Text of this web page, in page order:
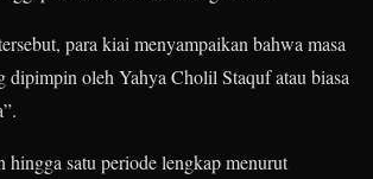
para kiai menyampaikan bahwa masa
dipimpin oleh Yahya Cholil Staquf atau biasa
hingga satu periode lengkap menurut